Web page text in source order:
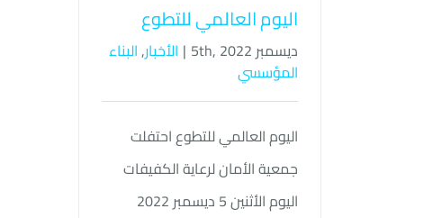
اليوم العالمي للتطوع
ديسمبر 5th, 2022 | الأخبار,البناء
المؤسسي
اليوم العالمي للتطوع احتفلت
جمعية الأمان لرعاية الكفيفات
اليوم الأثنين 5 ديسمبر 2022